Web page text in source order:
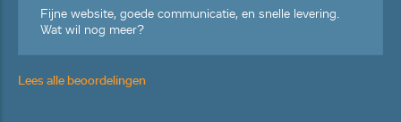
Fijne website, goede communicatie, en snelle levering.
Wat wil nog meer?
Lees alle beoordelingen